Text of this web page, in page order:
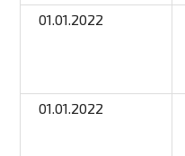
01.01.2022
01.01.2022